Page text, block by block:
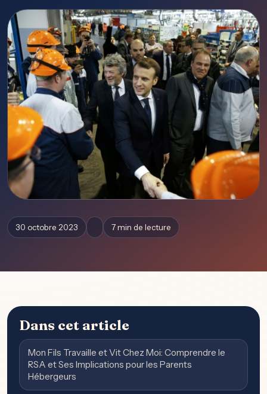
30 octobre 2023 7 min de lecture
Dans cet article
Mon Fils Travaille et Vit Chez Moi: Comprendre le
RSA et Ses Implications pour les Parents
Hébergeurs